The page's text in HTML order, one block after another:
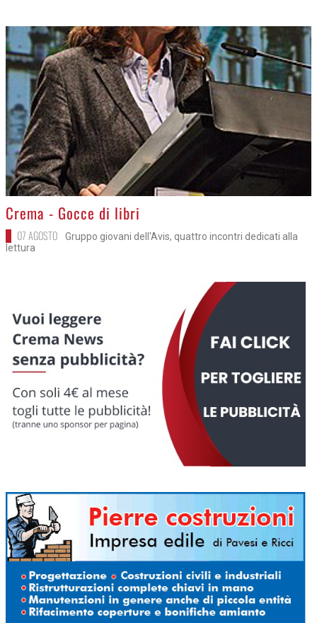
>
Crema - Gocce di libri
07 AGOSTO
Gruppo giovani dell'Avis, quattro incontri dedicati alla
lettura